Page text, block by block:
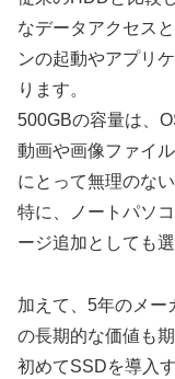
なデータアクセス
ンの起動やアプリ
ります。
500GBの容量は、
動画や画像ファイ
にとって無理のな
特に、ノートパソ
ージ追加としても
加えて、5年のメー
の長期的な価値も期
初めてSSDを導入